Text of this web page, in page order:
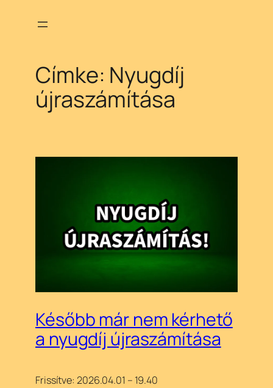
Címke: Nyugdíj
újraszámítása
Később már nem kérhető
a nyugdíj újraszámítása
Frissítve: 2026.04.01 – 19.40